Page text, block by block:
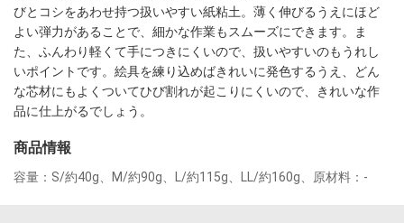
びとコシをあわせ持つ扱いやすい紙粘土。薄く伸びるうえにほど
よい弾力があることで、細かな作業もスムーズにできます。ま
た、ふんわり軽くて手につきにくいので、扱いやすいのもうれし
いポイントです。絵具を練り込めばきれいに発色するうえ、どん
な芯材にもよくついてひび割れが起こりにくいので、きれいな作
品に仕上がるでしょう。
商品情報
容量：S/約40g、M/約90g、L/約115g、LL/約160g、原材料：-